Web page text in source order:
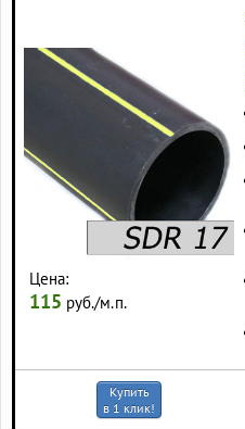
Цена:
115 руб./м.п.
Купить
в 1 клик!